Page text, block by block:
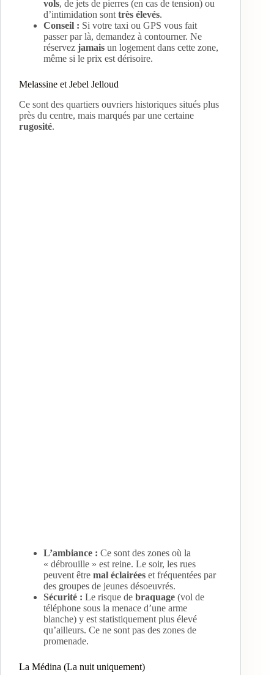
d
o
vols, de jets de pierres (en cas de tension) ou
d’intimidation sont très élevés.
Conseil : Si votre taxi ou GPS vous fait
passer par là, demandez à contourner. Ne
réservez jamais un logement dans cette zone,
même si le prix est dérisoire.
Melassine et Jebel Jelloud
Ce sont des quartiers ouvriers historiques situés plus
près du centre, mais marqués par une certaine
rugosité.
L’ambiance : Ce sont des zones où la
« débrouille » est reine. Le soir, les rues
peuvent être mal éclairées et fréquentées par
des groupes de jeunes désoeuvrés.
Sécurité : Le risque de braquage (vol de
téléphone sous la menace d’une arme
blanche) y est statistiquement plus élevé
qu’ailleurs. Ce ne sont pas des zones de
promenade.
La Médina (La nuit uniquement)